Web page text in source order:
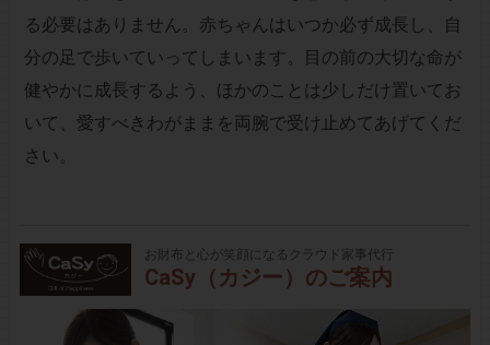
る必要はありません。赤ちゃんはいつか必ず成長し、自
分の足で歩いていってしまいます。目の前の大切な命が
健やかに成長するよう、ほかのことは少しだけ置いてお
いて、愛すべきわがままを両腕で受け止めてあげてくだ
さい。
お財布と心が笑顔になるクラウド家事代行
CaSy（カジー）のご案内